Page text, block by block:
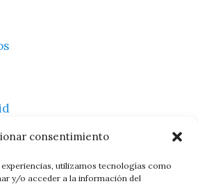
consentimiento
utilizamos tecnologías como
y/o acceder a la información del